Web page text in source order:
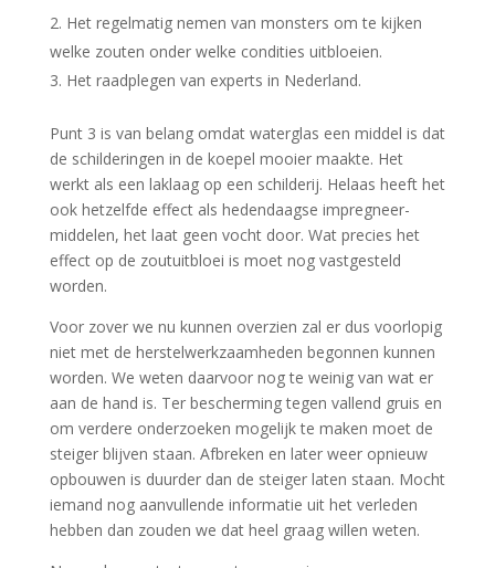
Het regelmatig nemen van monsters om te kijken
welke zouten onder welke condities uitbloeien.
Het raadplegen van experts in Nederland.
Punt 3 is van belang omdat waterglas een middel is dat
de schilderingen in de koepel mooier maakte. Het
werkt als een laklaag op een schilderij. Helaas heeft het
ook hetzelfde effect als hedendaagse impregneer-
middelen, het laat geen vocht door. Wat precies het
effect op de zoutuitbloei is moet nog vastgesteld
worden.
Voor zover we nu kunnen overzien zal er dus voorlopig
niet met de herstelwerkzaamheden begonnen kunnen
worden. We weten daarvoor nog te weinig van wat er
aan de hand is. Ter bescherming tegen vallend gruis en
om verdere onderzoeken mogelijk te maken moet de
steiger blijven staan. Afbreken en later weer opnieuw
opbouwen is duurder dan de steiger laten staan. Mocht
iemand nog aanvullende informatie uit het verleden
hebben dan zouden we dat heel graag willen weten.